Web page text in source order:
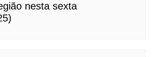
nesta sexta